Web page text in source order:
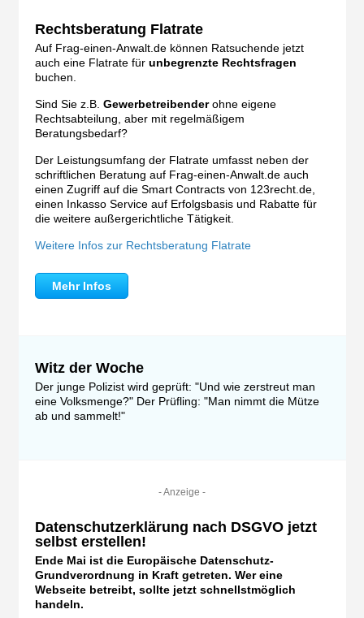
Rechtsberatung Flatrate
Auf Frag-einen-Anwalt.de können Ratsuchende jetzt
auch eine Flatrate für unbegrenzte Rechtsfragen
buchen.
Sind Sie z.B. Gewerbetreibenderohne eigene
Rechtsabteilung, aber mit regelmäßigem
Beratungsbedarf?
Der Leistungsumfang der Flatrate umfasst neben der
schriftlichen Beratung auf Frag-einen-Anwalt.de auch
einen Zugriff auf die Smart Contracts von 123recht.de,
einen Inkasso Service auf Erfolgsbasis und Rabatte für
die weitere außergerichtliche Tätigkeit.
Weitere Infos zur Rechtsberatung Flatrate
Mehr Infos
Witz der Woche
Der junge Polizist wird geprüft: "Und wie zerstreut man
eine Volksmenge?" Der Prüfling: "Man nimmt die Mütze
ab und sammelt!"
- Anzeige -
Datenschutzerklärung nach DSGVO jetzt
selbst erstellen!
Ende Mai ist die Europäische Datenschutz-
Grundverordnung in Kraft getreten. Wer eine
Webseite betreibt, sollte jetzt schnellstmöglich
handeln.